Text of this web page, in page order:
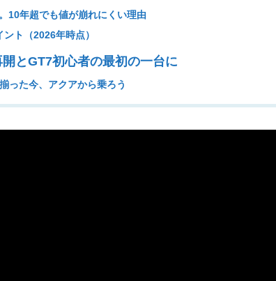
10年超でも値が崩れにくい理由
ト（2026年時点）
とGT7初心者の最初の一台に
った今、アクアから乗ろう